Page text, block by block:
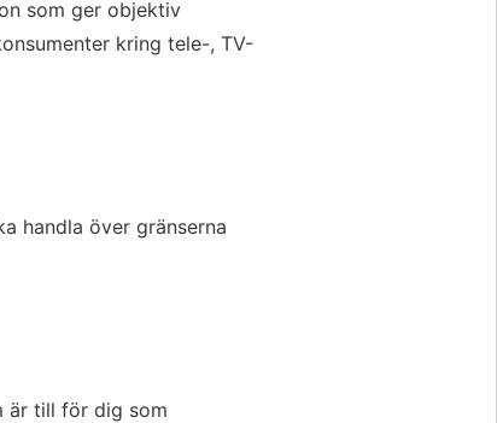
som ger objektiv
kring tele-, TV-
handla över gränserna
webbplats, öppnas i nytt fönster.
är till för dig som